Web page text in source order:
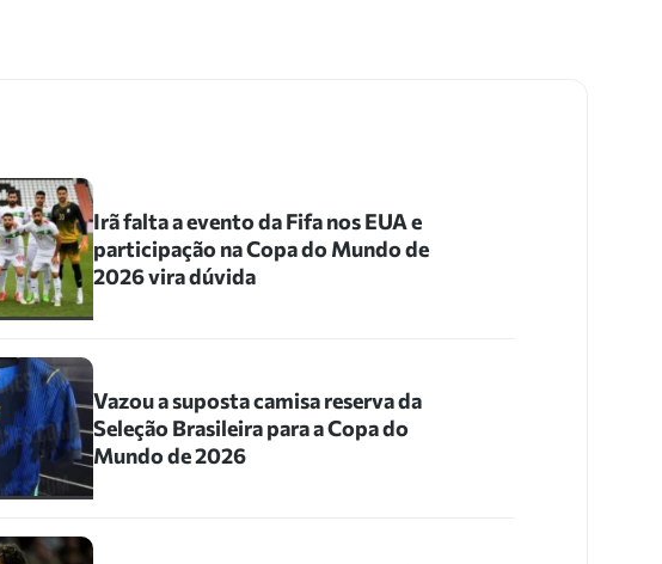
Irã falta a evento da Fifa nos EUA e
participação na Copa do Mundo de
2026 vira dúvida
Vazou a suposta camisa reserva da
Seleção Brasileira para a Copa do
Mundo de 2026